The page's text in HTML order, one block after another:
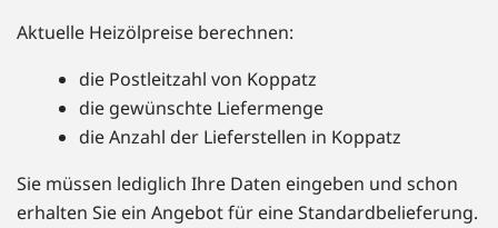
Aktuelle Heizölpreise berechnen:
die Postleitzahl von Koppatz
die gewünschte Liefermenge
die Anzahl der Lieferstellen in Koppatz
Sie müssen lediglich Ihre Daten eingeben und schon
erhalten Sie ein Angebot für eine Standardbelieferung.